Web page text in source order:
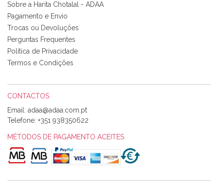
Tudo chegou em condições, pois os produtos vieram muito
bem acondicionados. Estou plenamente satisfeita com os
produtos adquiridos. Relativamente à bolsa, tem um tecido
com um padrão e cores muito bonitas e a execução está
perfeitíssima. Futuramente penso voltar a comprar na vossa
loja, têm excelentes artigos a um preço muito justo. A
Alexandra Morais
Olá boa Noite. Os meus tecidos chegaram hoje. Muito
obrigada pelo miminho que dá um jeitaço pras minhas linhas
de bordar e não sei o que pões nos tecidos, mas que cheiram
maravilhosamente ... cheiram! :) Muito Obrigada.
Sobre a Harita Chotalal - ADAA
Pagamento e Envio
Trocas ou Devoluções
Perguntas Frequentes
Política de Privacidade
Termos e Condições
CONTACTOS
Email:
Telefone: +351 938350622
MÉTODOS DE PAGAMENTO ACEITES